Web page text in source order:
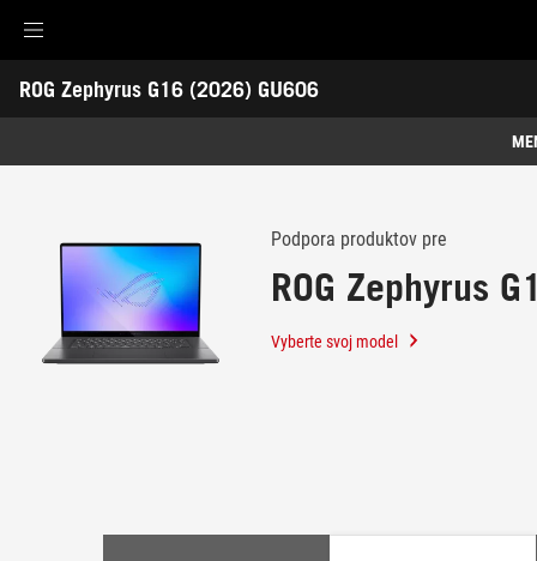
Accessibility links
Skip to content
Accessibility Help
Skip to Menu
ASUS Footer
ROG Zephyrus G16 (2026) GU606
-
Funkcie
Technická špecifikácia
Ocenenie
Galéria
Podpora produktov pre
ROG Zephyrus
Vyberte svoj model